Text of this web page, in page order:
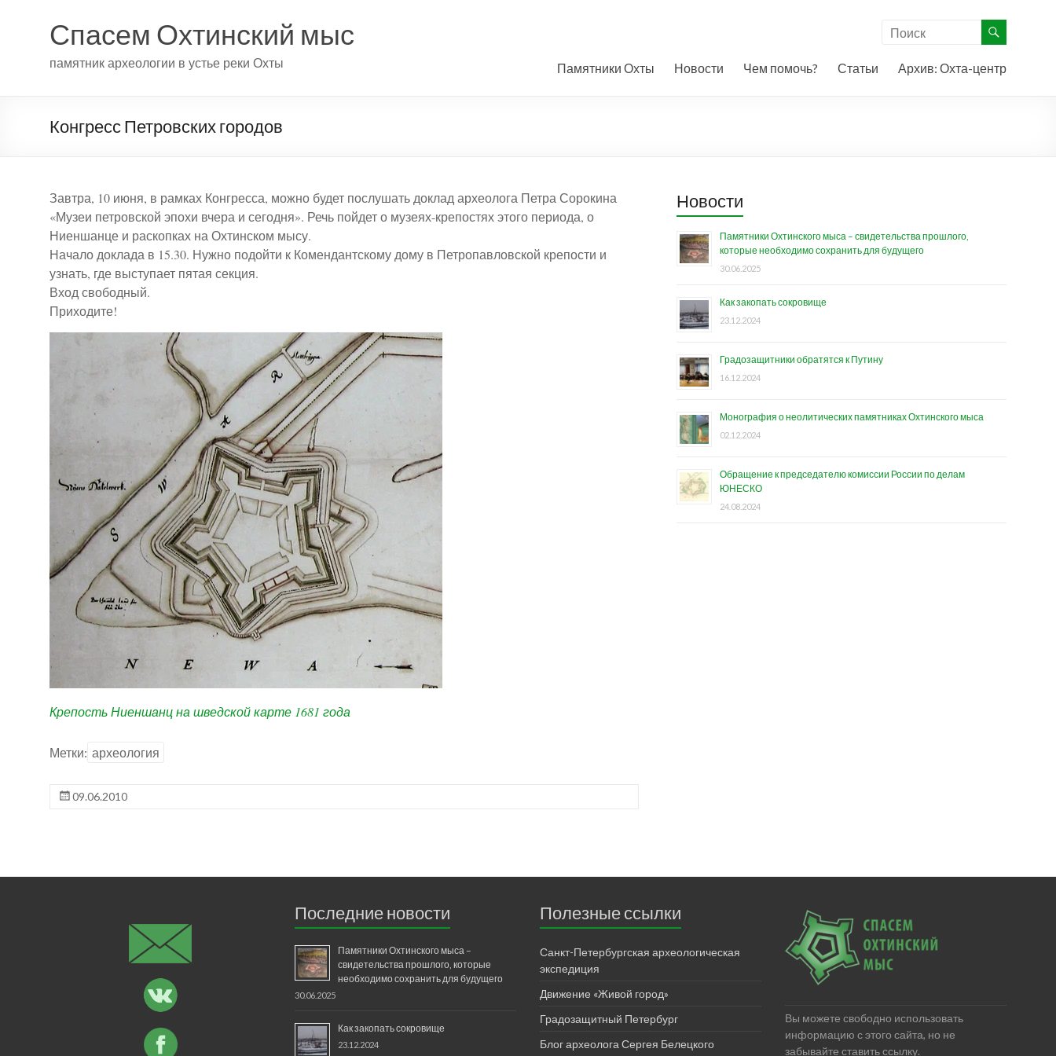
Спасем Охтинский мыс
памятник археологии в устье реки Охты Памятники Охты Новости Чем помочь? Статьи Архив: Охта-центр
Конгресс Петровских городов
Завтра, 10 июня, в рамках Конгресса, можно будет послушать доклад археолога Петра Сорокина
«Музеи петровской эпохи вчера и сегодня». Речь пойдет о музеях-крепостях этого периода, о
Ниеншанце и раскопках на Охтинском мысу.
Начало доклада в 15.30. Нужно подойти к Комендантскому дому в Петропавловской крепости и
узнать, где выступает пятая секция.
Вход свободный.
Приходите!
Крепость Ниеншанц на шведской карте 1681 года
Метки: археология
09.06.2010
Новости
Памятники Охтинского мыса – свидетельства прошлого,
которые необходимо сохранить для будущего
30.06.2025
Как закопать сокровище
23.12.2024
Градозащитники обратятся к Путину
16.12.2024
Монография о неолитических памятниках Охтинского мыса
02.12.2024
Обращение к председателю комиссии России по делам
ЮНЕСКО
24.08.2024
Последние новости
Памятники Охтинского мыса –
свидетельства прошлого, которые
необходимо сохранить для будущего
30.06.2025
Как закопать сокровище
23.12.2024
Полезные ссылки
Санкт-Петербургская археологическая
экспедиция
Движение «Живой город»
Градозащитный Петербург
Блог археолога Сергея Белецкого
Вы можете свободно использовать
информацию с этого сайта, но не
забывайте ставить ссылку.